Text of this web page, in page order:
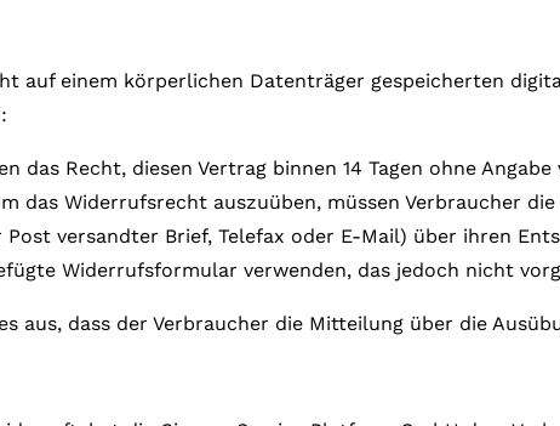
auf einem körperlichen Datenträger gespeicherten
das Recht, diesen Vertrag binnen 14 Tagen ohne
das Widerrufsrecht auszuüben, müssen Verbraucher
versandter Brief, Telefax oder E-Mail) über ihren
Widerrufsformular verwenden, das jedoch nicht
aus, dass der Verbraucher die Mitteilung über die